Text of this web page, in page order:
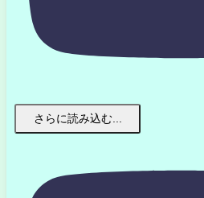
さらに読み込む...